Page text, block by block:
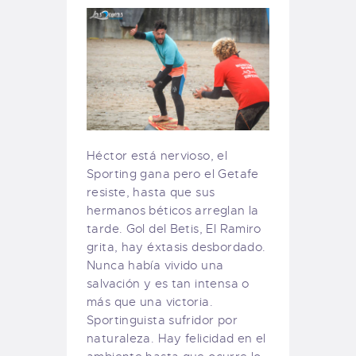
Héctor está nervioso, el
Sporting gana pero el Getafe
resiste, hasta que sus
hermanos béticos arreglan la
tarde. Gol del Betis, El Ramiro
grita, hay éxtasis desbordado.
Nunca había vivido una
salvación y es tan intensa o
más que una victoria.
Sportinguista sufridor por
naturaleza. Hay felicidad en el